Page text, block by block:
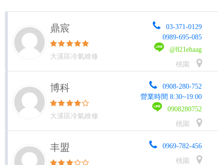
鼎宸
大溪區冷氣維修
03-371-0129
0989-695-085
@821ehaag
桃園
博科
大溪區冷氣維修
0908-280-752
營業時間 8:30~19:00
0908280752
桃園
丰盟
0969-782-456
桃園